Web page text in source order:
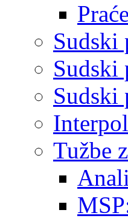
Sudski
Sudski
Sudski
Tužbe